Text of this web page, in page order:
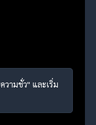
วามชั่ว" และเริ่ม